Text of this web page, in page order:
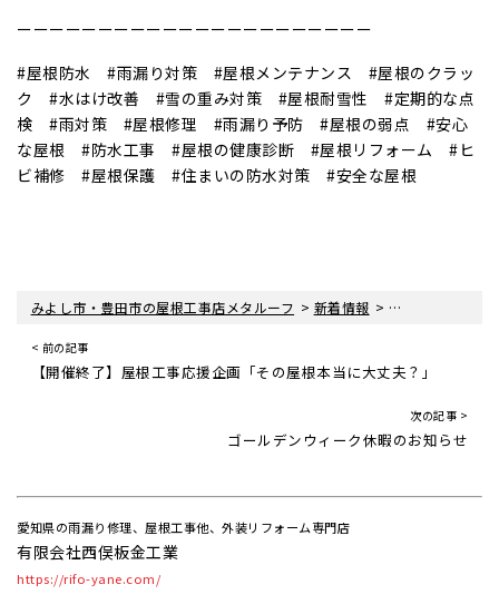
ーーーーーーーーーーーーーーーーーーーーーー
#屋根防水 #雨漏り対策 #屋根メンテナンス #屋根のクラッ
ク #水はけ改善 #雪の重み対策 #屋根耐雪性 #定期的な点
検 #雨対策 #屋根修理 #雨漏り予防 #屋根の弱点 #安心
な屋根 #防水工事 #屋根の健康診断 #屋根リフォーム #ヒ
ビ補修 #屋根保護 #住まいの防水対策 #安全な屋根
みよし市・豊田市の屋根工事店メタルーフ > 新着情報 > 屋根工事ブログ
< 前の記事
【開催終了】屋根工事応援企画「その屋根本当に大丈夫？」
次の記事 >
ゴールデンウィーク休暇のお知らせ
愛知県の雨漏り修理、屋根工事他、外装リフォーム専門店
有限会社西俣板金工業
https://rifo-yane.com/